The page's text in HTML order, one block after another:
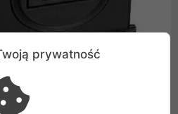
prywatność